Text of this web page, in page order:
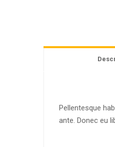
Pellentesque
ante. Donec eu